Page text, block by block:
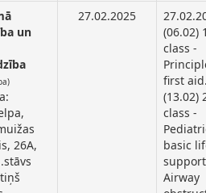
un
26A,
27.02.2025
(06.02)
class -
first
(13.02)
class -
basic
Airway